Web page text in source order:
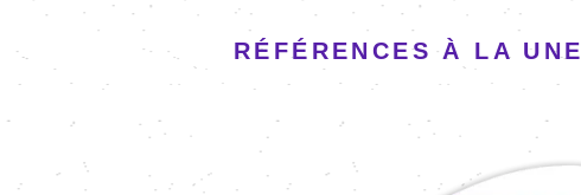
RÉFÉRENCES À LA UNE
Image